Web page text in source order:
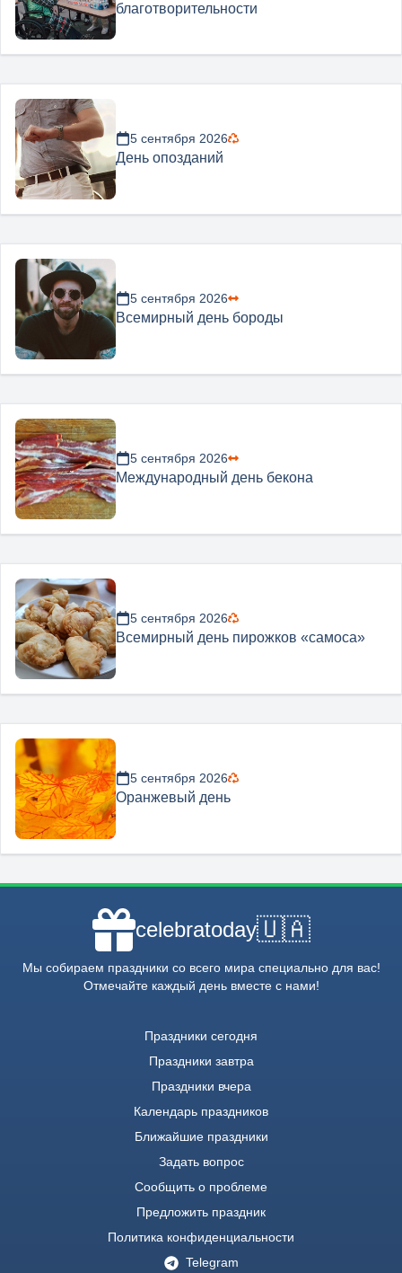
благотворительности
5 сентября 2026
День опозданий
5 сентября 2026
Всемирный день бороды
5 сентября 2026
Международный день бекона
5 сентября 2026
Всемирный день пирожков «самоса»
5 сентября 2026
Оранжевый день
celebratoday🇺🇦
Мы собираем праздники со всего мира специально для вас!
Отмечайте каждый день вместе с нами!
Праздники сегодня
Праздники завтра
Праздники вчера
Календарь праздников
Ближайшие праздники
Задать вопрос
Сообщить о проблеме
Предложить праздник
Политика конфиденциальности
Telegram